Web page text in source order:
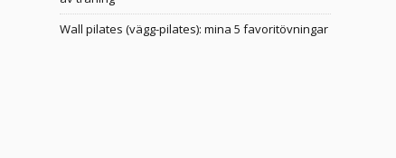
Wall pilates (vägg-pilates): mina 5 favoritövningar